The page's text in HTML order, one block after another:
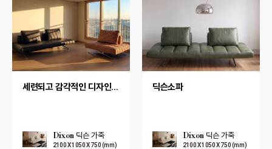
세련되고 감각적인 디자인소파가 많은 펜다
Dixon 딕슨 가죽
2100 X 1050 X 750 (mm)
딕슨소파
Dixon 딕슨 가죽
2100 X 1050 X 750 (mm)